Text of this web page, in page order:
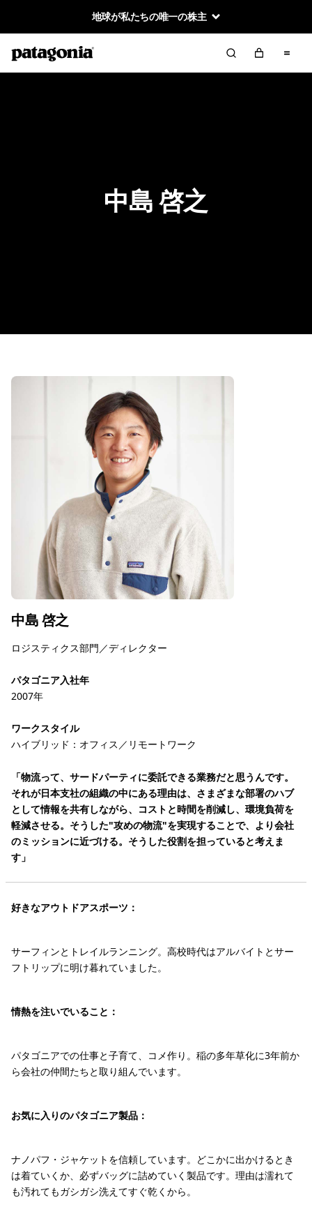
地球が私たちの唯一の株主
中島 啓之
中島 啓之
ロジスティクス部門／ディレクター
パタゴニア入社年
2007年
ワークスタイル
ハイブリッド：オフィス／リモートワーク
「物流って、サードパーティに委託できる業務だと思うんです。
それが日本支社の組織の中にある理由は、さまざまな部署のハブ
として情報を共有しながら、コストと時間を削減し、環境負荷を
軽減させる。そうした"攻めの物流"を実現することで、より会社
のミッションに近づける。そうした役割を担っていると考えま
す」
好きなアウトドアスポーツ：
サーフィンとトレイルランニング。高校時代はアルバイトとサー
フトリップに明け暮れていました。
情熱を注いでいること：
パタゴニアでの仕事と子育て、コメ作り。稲の多年草化に3年前か
ら会社の仲間たちと取り組んでいます。
お気に入りのパタゴニア製品：
ナノパフ・ジャケットを信頼しています。どこかに出かけるとき
は着ていくか、必ずバッグに詰めていく製品です。理由は濡れて
も汚れてもガシガシ洗えてすぐ乾くから。